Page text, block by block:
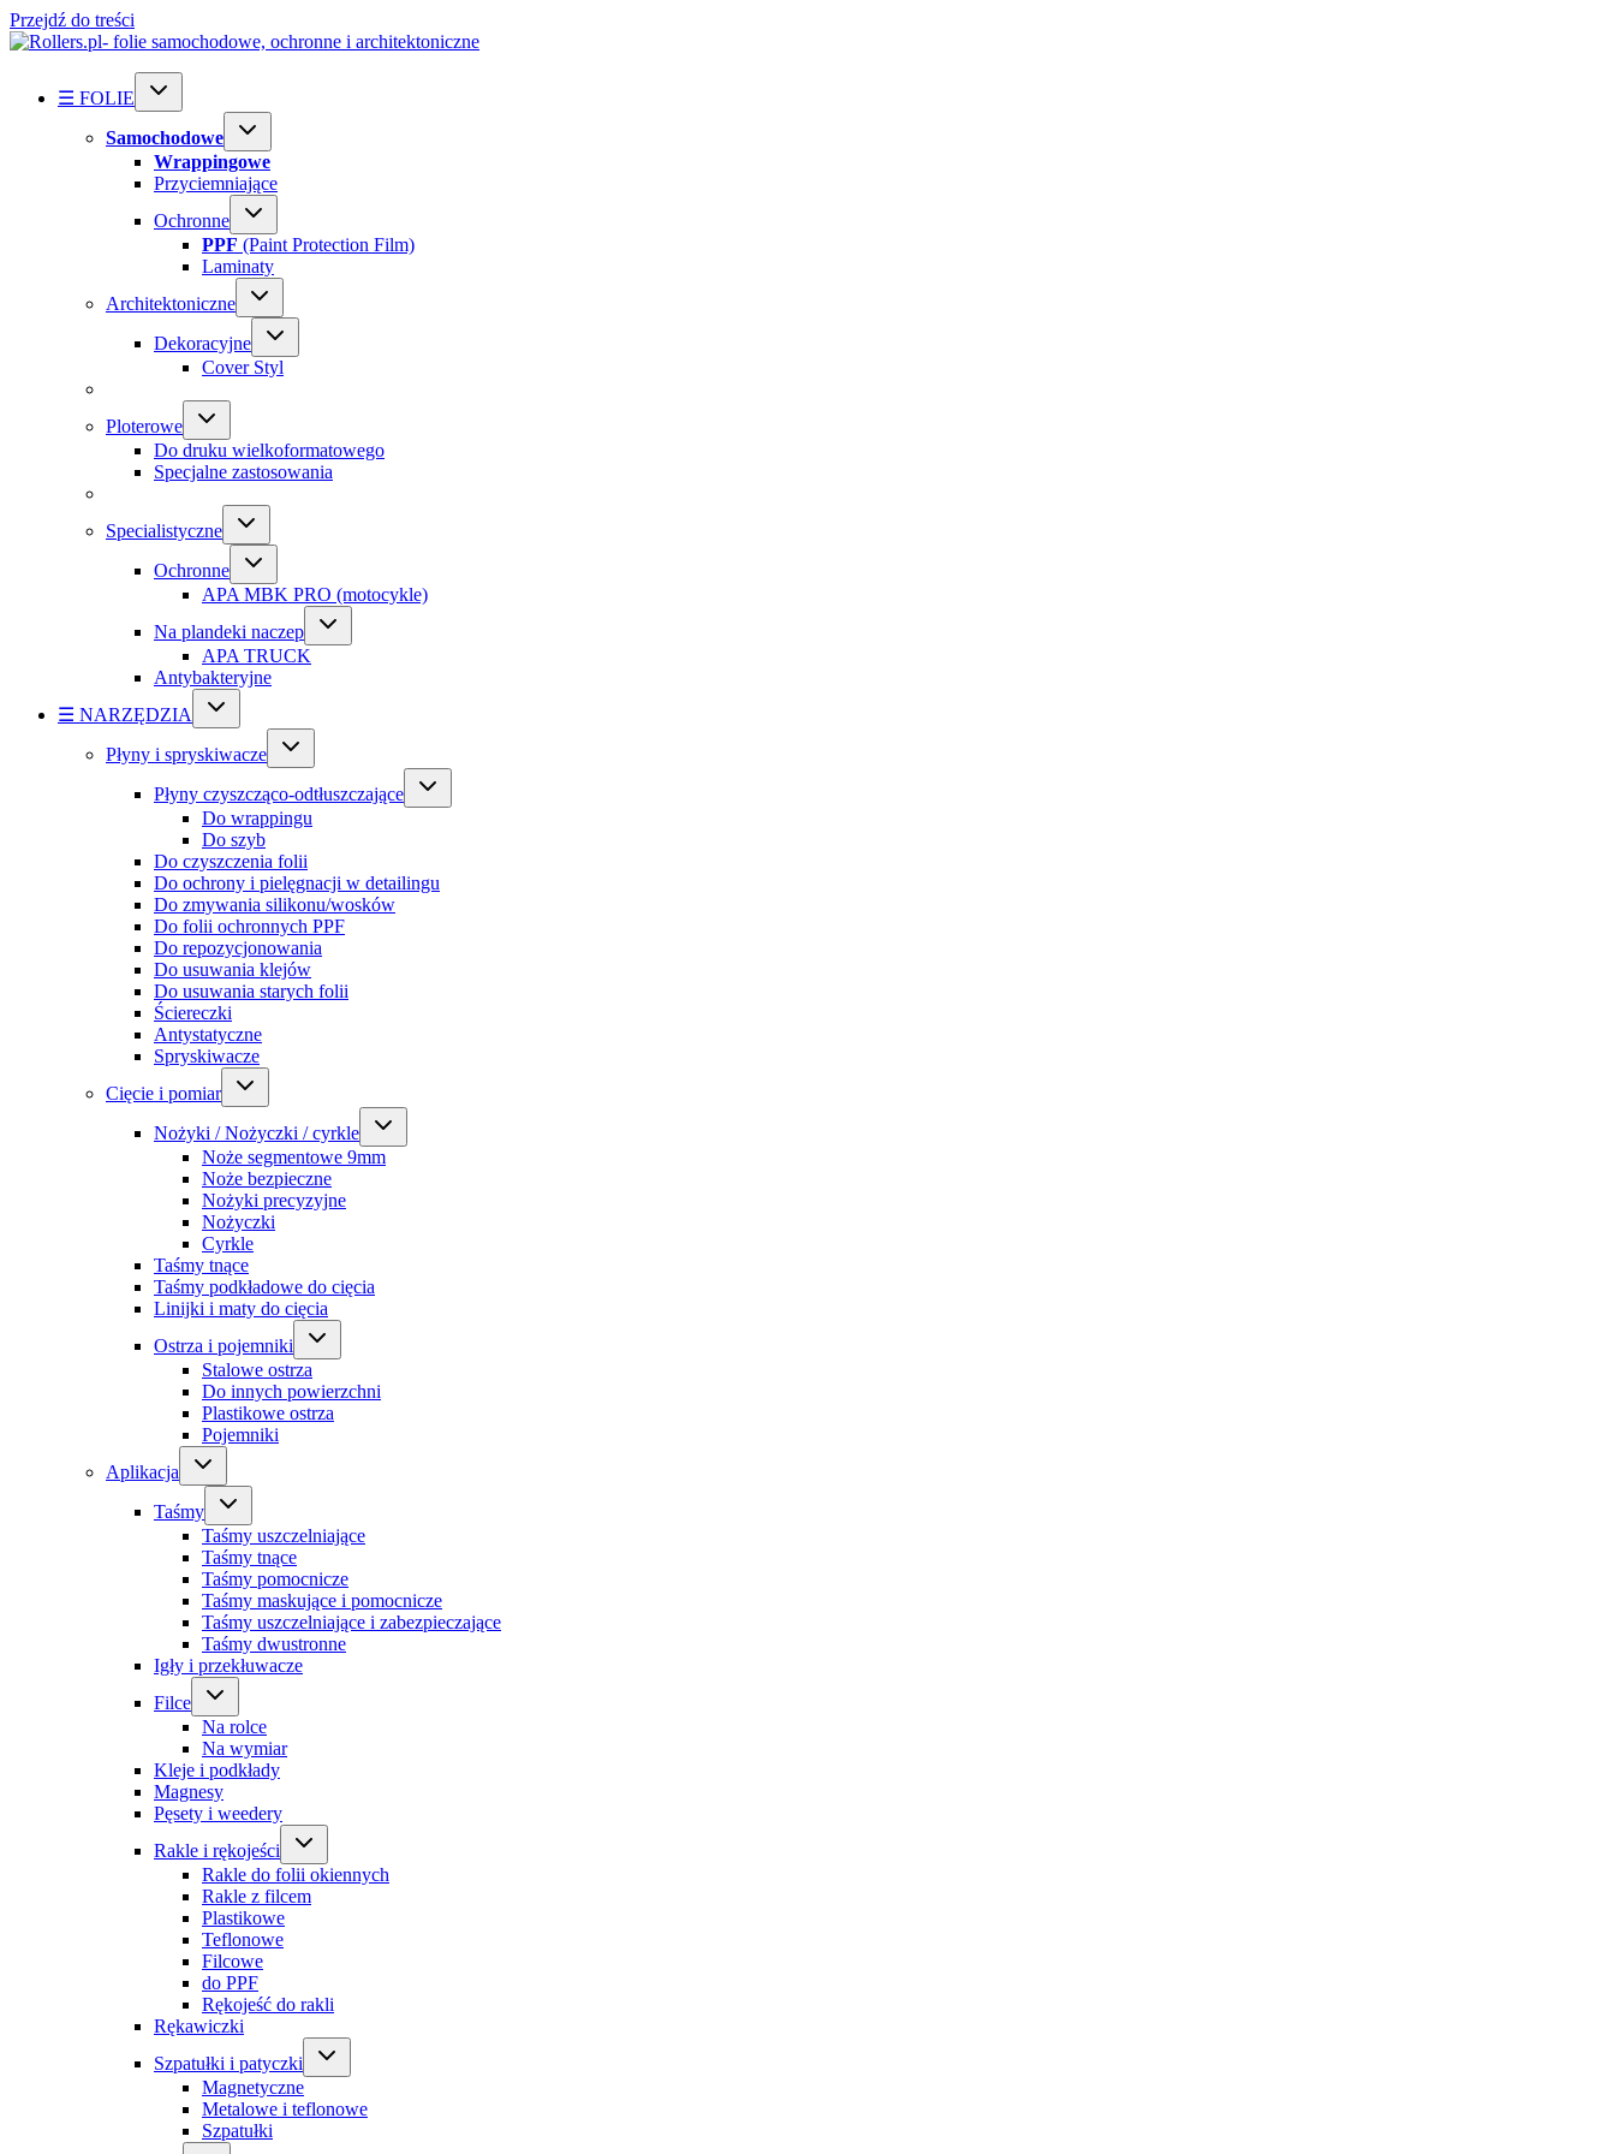
Przejdź do treści
☰ FOLIE
Samochodowe
Wrappingowe
Przyciemniające
Ochronne
PPF (Paint Protection Film)
Laminaty
Architektoniczne
Dekoracyjne
Cover Styl
Ploterowe
Do druku wielkoformatowego
Specjalne zastosowania
Specialistyczne
Ochronne
APA MBK PRO (motocykle)
Na plandeki naczep
APA TRUCK
Antybakteryjne
☰ NARZĘDZIA
Płyny i spryskiwacze
Płyny czyszcząco-odtłuszczające
Do wrappingu
Do szyb
Do czyszczenia folii
Do ochrony i pielęgnacji w detailingu
Do zmywania silikonu/wosków
Do folii ochronnych PPF
Do repozycjonowania
Do usuwania klejów
Do usuwania starych folii
Ściereczki
Antystatyczne
Spryskiwacze
Cięcie i pomiar
Nożyki / Nożyczki / cyrkle
Noże segmentowe 9mm
Noże bezpieczne
Nożyki precyzyjne
Nożyczki
Cyrkle
Taśmy tnące
Taśmy podkładowe do cięcia
Linijki i maty do cięcia
Ostrza i pojemniki
Stalowe ostrza
Do innych powierzchni
Plastikowe ostrza
Pojemniki
Aplikacja
Taśmy
Taśmy uszczelniające
Taśmy tnące
Taśmy pomocnicze
Taśmy maskujące i pomocnicze
Taśmy uszczelniające i zabezpieczające
Taśmy dwustronne
Igły i przekłuwacze
Filce
Na rolce
Na wymiar
Kleje i podkłady
Magnesy
Pęsety i weedery
Rakle i rękojeści
Rakle do folii okiennych
Rakle z filcem
Plastikowe
Teflonowe
Filcowe
do PPF
Rękojeść do rakli
Rękawiczki
Szpatułki i patyczki
Magnetyczne
Metalowe i teflonowe
Szpatułki